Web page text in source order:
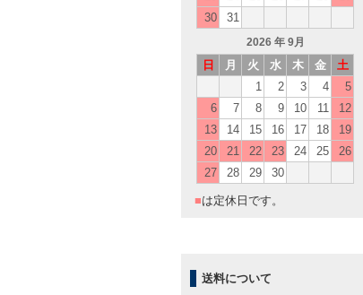
30
31
2026 年 9月
日 月 火 水 木 金
土
1
2 3 4
5
6
7 8 9 10 11
12
13
14 15 16 17 18
19
20
21 22 23 24 25
26
27
28 29 30
■は定休日です。
送料について